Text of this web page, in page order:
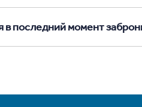
в последний момент